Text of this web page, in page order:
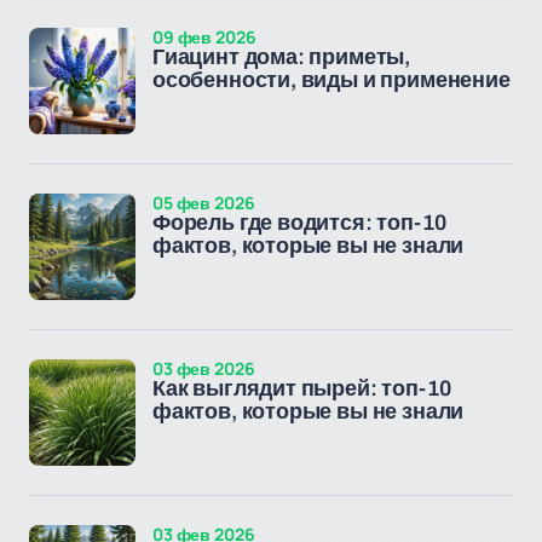
Гиацинт дома: приметы,
особенности, виды и применение
09 фев 2026
Форель где водится: топ-10
фактов, которые вы не знали
05 фев 2026
Как выглядит пырей: топ-10
фактов, которые вы не знали
03 фев 2026
03 фев 2026